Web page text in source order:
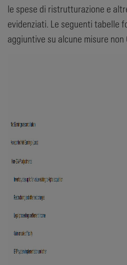
le spese di ristrutturazione e
evidenziati. Le seguenti tabelle
aggiuntive su alcune misure non